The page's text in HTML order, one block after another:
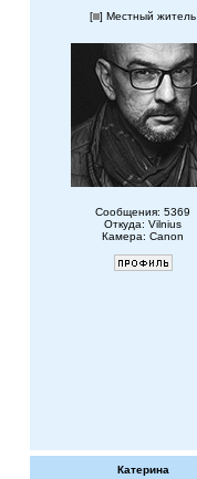
[ ] Местный житель
Сообщения: 5369
Откуда: Vilnius
Камера: Canon
Катерина